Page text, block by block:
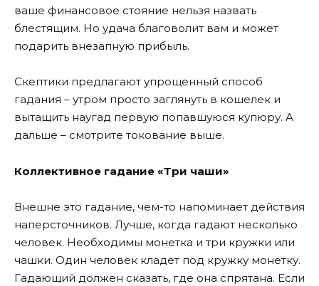
ваше финансовое стояние нельзя назвать
блестящим. Но удача благоволит вам и может
подарить внезапную прибыль.
Скептики предлагают упрощенный способ
гадания – утром просто заглянуть в кошелек и
вытащить наугад первую попавшуюся купюру. А
дальше – смотрите токование выше.
Коллективное гадание «Три чаши»
Внешне это гадание, чем-то напоминает действия
наперсточников. Лучше, когда гадают несколько
человек. Необходимы монетка и три кружки или
чашки. Один человек кладет под кружку монетку.
Гадающий должен сказать, где она спрятана. Если